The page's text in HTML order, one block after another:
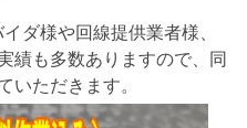
ダ様や回線提供業者様、
績も多数ありますので、同
いただきます。